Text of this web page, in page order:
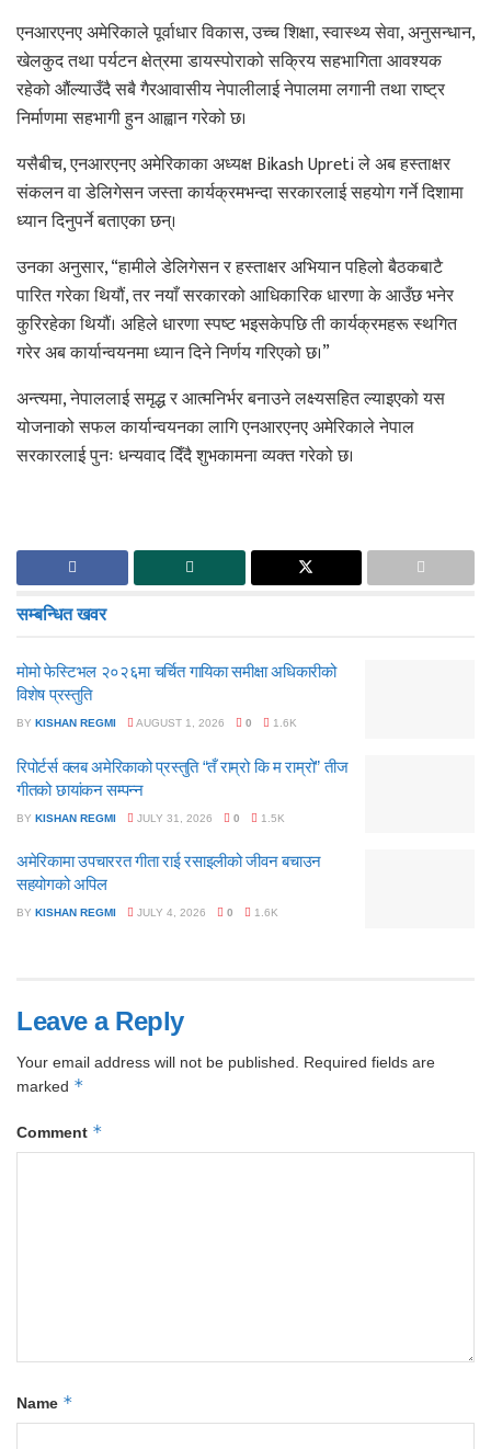
एनआरएनए अमेरिकाले पूर्वाधार विकास, उच्च शिक्षा, स्वास्थ्य सेवा, अनुसन्धान,
खेलकुद तथा पर्यटन क्षेत्रमा डायस्पोराको सक्रिय सहभागिता आवश्यक
रहेको औंल्याउँदै सबै गैरआवासीय नेपालीलाई नेपालमा लगानी तथा राष्ट्र
निर्माणमा सहभागी हुन आह्वान गरेको छ।
यसैबीच, एनआरएनए अमेरिकाका अध्यक्ष Bikash Upreti ले अब हस्ताक्षर
संकलन वा डेलिगेसन जस्ता कार्यक्रमभन्दा सरकारलाई सहयोग गर्ने दिशामा
ध्यान दिनुपर्ने बताएका छन्।
उनका अनुसार, “हामीले डेलिगेसन र हस्ताक्षर अभियान पहिलो बैठकबाटै
पारित गरेका थियौं, तर नयाँ सरकारको आधिकारिक धारणा के आउँछ भनेर
कुरिरहेका थियौं। अहिले धारणा स्पष्ट भइसकेपछि ती कार्यक्रमहरू स्थगित
गरेर अब कार्यान्वयनमा ध्यान दिने निर्णय गरिएको छ।”
अन्त्यमा, नेपाललाई समृद्ध र आत्मनिर्भर बनाउने लक्ष्यसहित ल्याइएको यस
योजनाको सफल कार्यान्वयनका लागि एनआरएनए अमेरिकाले नेपाल
सरकारलाई पुनः धन्यवाद दिँदै शुभकामना व्यक्त गरेको छ।
सम्बन्धितखवर
मोमो फेस्टिभल २०२६मा चर्चित गायिका समीक्षा अधिकारीको
विशेष प्रस्तुति
BY KISHAN REGMI AUGUST 1, 2026 0 1.6K
रिपोर्टर्स क्लब अमेरिकाको प्रस्तुति “तँ राम्रो कि म राम्रो” तीज
गीतको छायांकन सम्पन्न
BY KISHAN REGMI JULY 31, 2026 0 1.5K
अमेरिकामा उपचाररत गीता राई रसाइलीको जीवन बचाउन
सहयोगको अपिल
BY KISHAN REGMI JULY 4, 2026 0 1.6K
Leave a Reply
Your email address will not be published.
Required fields are
marked *
Comment *
Name *